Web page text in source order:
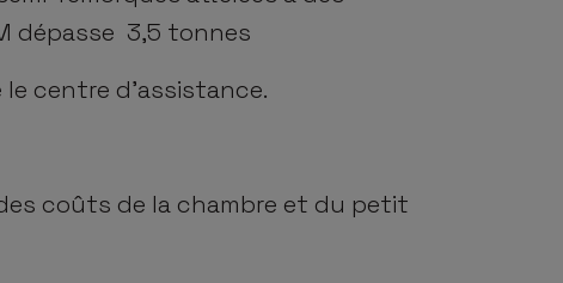
dépasse 3,5 tonnes
centre d’assistance.
coûts de la chambre et du petit